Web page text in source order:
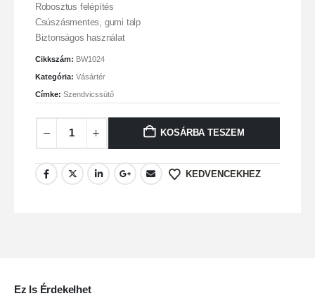
Robosztus felépítés
Csúszásmentes, gumi talp
Biztonságos használat
Cikkszám: BW1024
Kategória: Vásártér
Címke: Szendvicssütő
KOSÁRBA TESZEM
KEDVENCEKHEZ
Ez Is Érdekelhet